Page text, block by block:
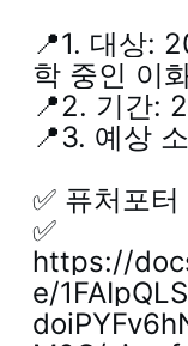
📍1. 대상:
학 중인 이
📍2. 기간:
📍3. 예상
✅ 퓨처포
✅
https://
e/